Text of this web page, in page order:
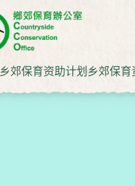
乡郊保育资助计划 乡郊保育